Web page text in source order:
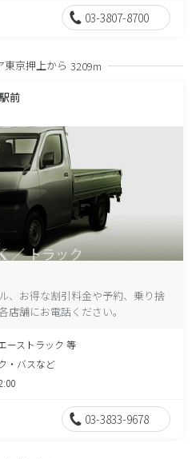
03-3807-8700
東京押上から 3209m
前
、お得な割引料金や予約、乗り捨
店舗にお電話ください。
ーストラック 等
・バスなど
03-3833-9678